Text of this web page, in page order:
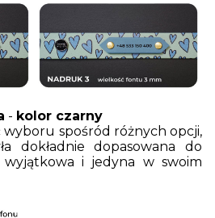
- kolor czarny
wyboru spośród różnych opcji,
dokładnie dopasowana do
wyjątkowa i jedyna w swoim